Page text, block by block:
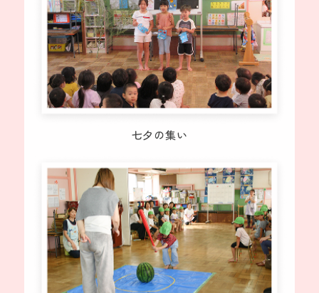
七夕の集い